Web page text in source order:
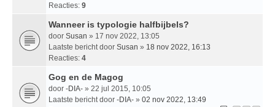
Reacties: 9
Wanneer is typologie halfbijbels?
door Susan » 17 nov 2022, 13:05
Laatste bericht door Susan » 18 nov 2022, 16:13
Reacties: 4
Gog en de Magog
door -DIA- » 22 jul 2015, 10:05
Laatste bericht door -DIA- » 02 nov 2022, 13:49